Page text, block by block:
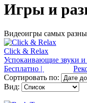
Игры и
Видеоигры самых
Click & Relax
Успокаивающие звуки
Бесплатно |
Сортировать по:
Вид: